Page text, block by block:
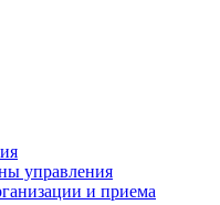
управления
и приема